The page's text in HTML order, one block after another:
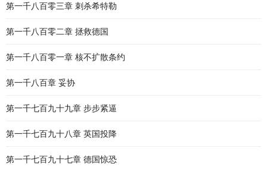
第一千八百零三章 刺杀希特勒
第一千八百零二章 拯救德国
第一千八百零一章 核不扩散条约
第一千八百章 妥协
第一千七百九十九章 步步紧逼
第一千七百九十八章 英国投降
第一千七百九十七章 德国惊恐